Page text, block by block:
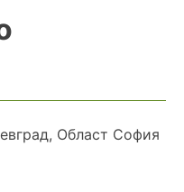
Област София